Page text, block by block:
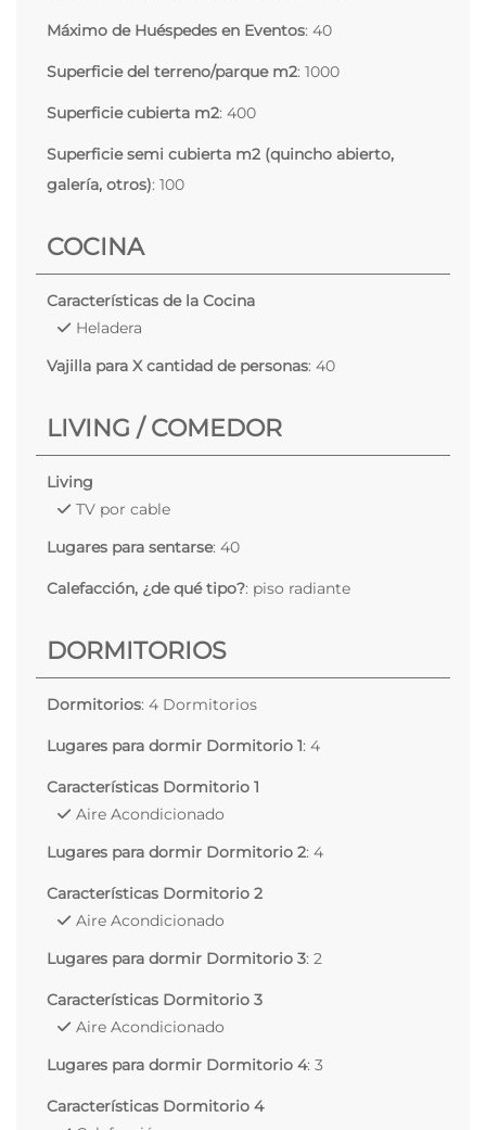
Máximo de Huéspedes en Eventos: 40
Superficie del terreno/parque m2: 1000
Superficie cubierta m2: 400
Superficie semi cubierta m2 (quincho abierto,
galería, otros): 100
COCINA
Características de la Cocina
Heladera
Vajilla para X cantidad de personas: 40
LIVING / COMEDOR
Living
TV por cable
Lugares para sentarse: 40
Calefacción, ¿de qué tipo?: piso radiante
DORMITORIOS
Dormitorios: 4 Dormitorios
Lugares para dormir Dormitorio 1: 4
Características Dormitorio 1
Aire Acondicionado
Lugares para dormir Dormitorio 2: 4
Características Dormitorio 2
Aire Acondicionado
Lugares para dormir Dormitorio 3: 2
Características Dormitorio 3
Aire Acondicionado
Lugares para dormir Dormitorio 4: 3
Características Dormitorio 4